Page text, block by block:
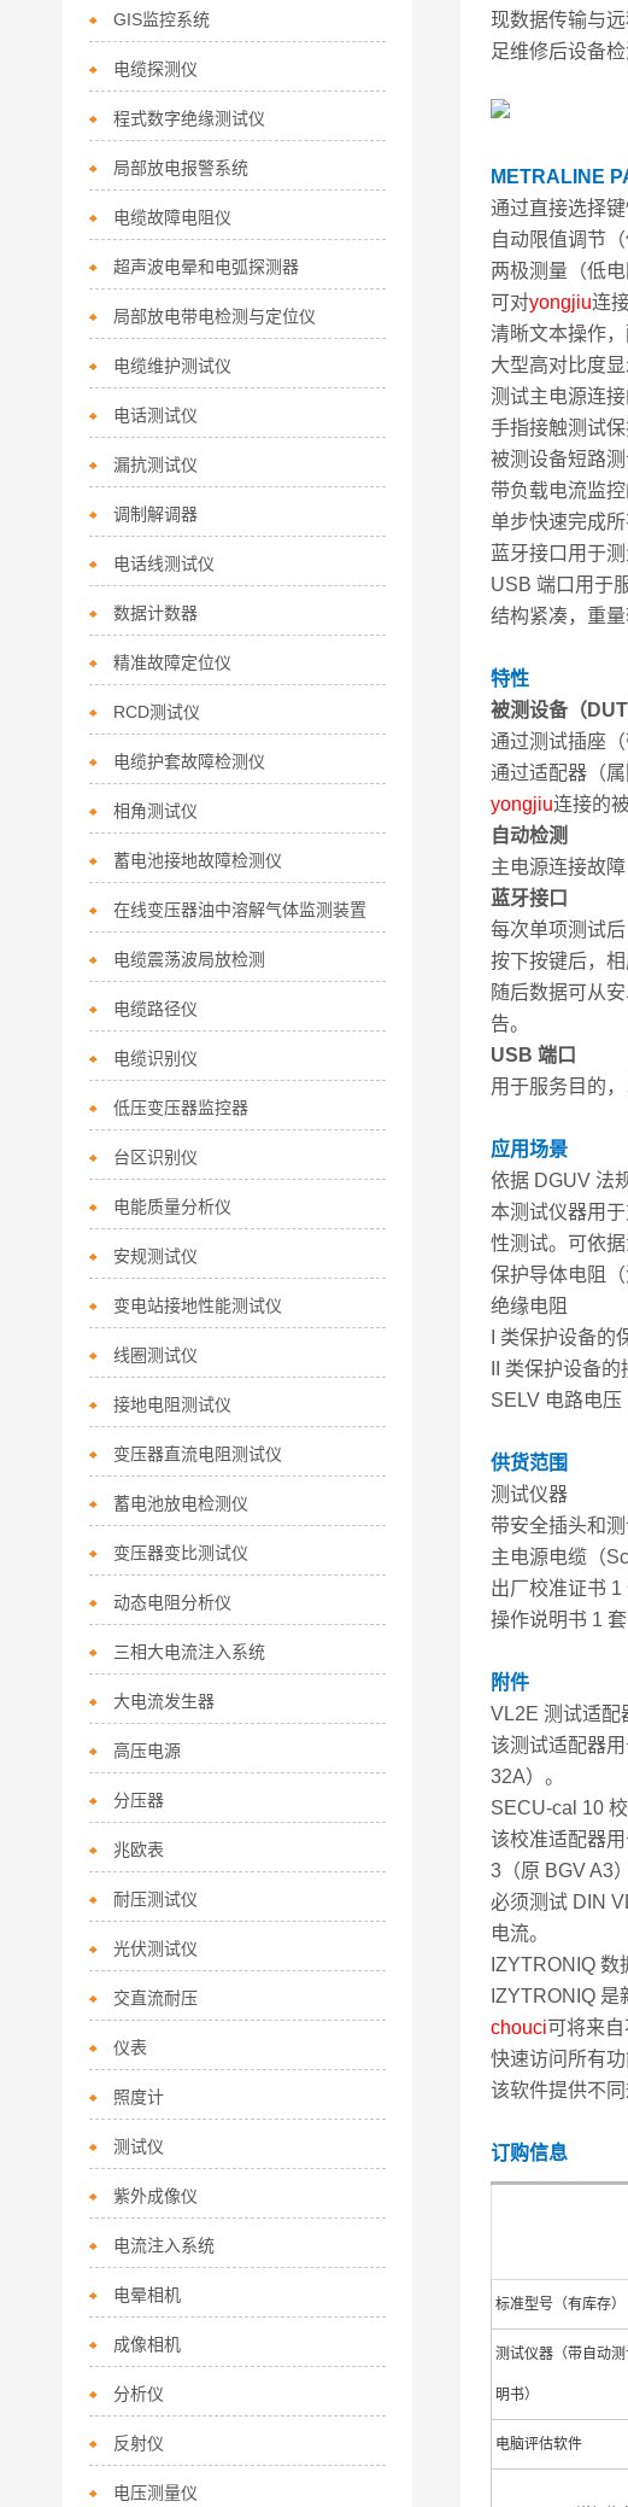
现数据传输与
足维修后设备
METRALINE
通过直接选择
自动限值调节
两极测量（低
可对yongjiu连
清晰文本操作
大型高对比度
测试主电源连
手指接触测试
被测设备短路
带负载电流监
单步快速完成
蓝牙接口用于
USB 端口用于
结构紧凑，重
特性
被测设备（
通过测试插座
通过适配器（
yongjiu连接的
自动检测
主电源连接故障
蓝牙接口
每次单项测试
按下按键后，
随后数据可从
告。
USB 端口
用于服务目的
应用场景
依据 DGUV 法
本测试仪器用
性测试。可依据
保护导体电阻（
绝缘电阻
I 类保护设备的
II 类保护设备
SELV 电路电压
供货范围
测试仪器
带安全插头和
主电源电缆（
出厂校准证书 1
操作说明书 1 套
附件
VL2E 测试适配
该测试适配器
32A）。
SECU-cal 10
该校准适配器
3（原 BGV A3
必须测试 DIN
电流。
IZYTRONIQ 数
IZYTRONIQ
chouci可将来
快速访问所有功
该软件提供不
订购信息
标准型号（有库存）
测试仪器（带自动
明书）
电脑评估软件
GIS监控系统
电缆探测仪
程式数字绝缘测试仪
局部放电报警系统
电缆故障电阻仪
超声波电晕和电弧探测器
局部放电带电检测与定位仪
电缆维护测试仪
电话测试仪
漏抗测试仪
调制解调器
电话线测试仪
数据计数器
精准故障定位仪
RCD测试仪
电缆护套故障检测仪
相角测试仪
蓄电池接地故障检测仪
在线变压器油中溶解气体监测装置
电缆震荡波局放检测
电缆路径仪
电缆识别仪
低压变压器监控器
台区识别仪
电能质量分析仪
安规测试仪
变电站接地性能测试仪
线圈测试仪
接地电阻测试仪
变压器直流电阻测试仪
蓄电池放电检测仪
变压器变比测试仪
动态电阻分析仪
三相大电流注入系统
大电流发生器
高压电源
分压器
兆欧表
耐压测试仪
光伏测试仪
交直流耐压
仪表
照度计
测试仪
紫外成像仪
电流注入系统
电晕相机
成像相机
分析仪
反射仪
电压测量仪